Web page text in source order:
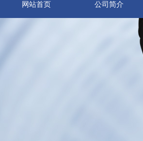
网站首页 公司简介